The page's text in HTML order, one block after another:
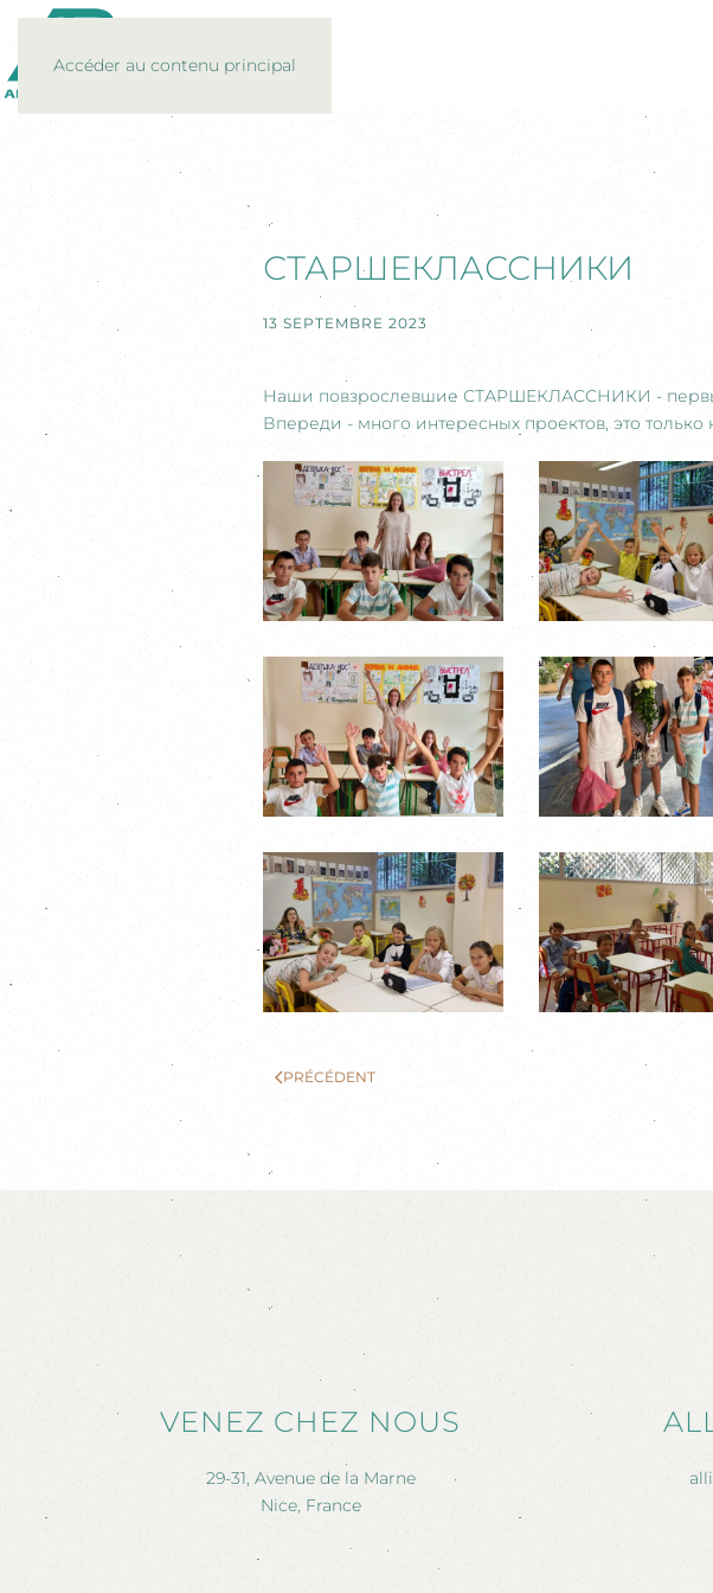
Accéder au contenu principal
СТАРШЕКЛАССНИКИ
13 SEPTEMBRE 2023
Наши повзрослевшие СТАРШЕКЛАССНИКИ -
Впереди - много интересных проектов, это только
PRÉCÉDENT
VENEZ CHEZ NOUS
29-31, Avenue de la Marne
Nice, France